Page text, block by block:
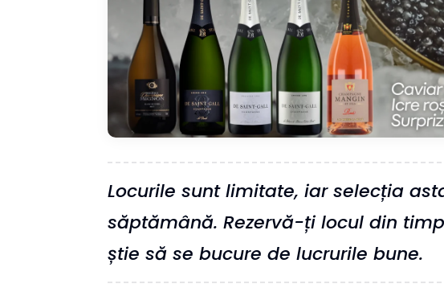
Locurile sunt limitate, iar selecția
săptămână. Rezervă-ți locul din
știe să se bucure de lucrurile bune.